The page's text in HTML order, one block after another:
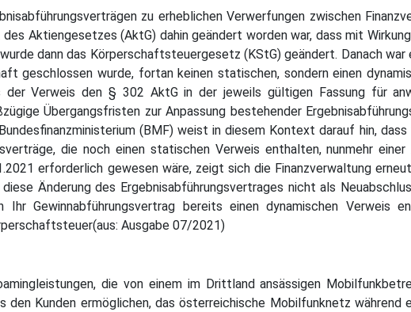
zu erheblichen Verwerfungen zwischen
Aktiengesetzes (AktG) dahin geändert worden war, dass mit
dann das Körperschaftsteuergesetz (KStG) geändert. Danach war
geschlossen wurde, fortan keinen statischen, sondern einen
Verweis den § 302 AktG in der jeweils gültigen Fassung für
Übergangsfristen zur Anpassung bestehender
(BMF) weist in diesem Kontext darauf hin, dass
die noch einen statischen Verweis enthalten, nunmehr einer
erforderlich gewesen wäre, zeigt sich die Finanzverwaltung
Änderung des Ergebnisabführungsvertrages nicht als
Gewinnabführungsvertrag bereits einen dynamischen Verweis
Ausgabe 07/2021)
die von einem im Drittland ansässigen
Kunden ermöglichen, das österreichische Mobilfunknetz während